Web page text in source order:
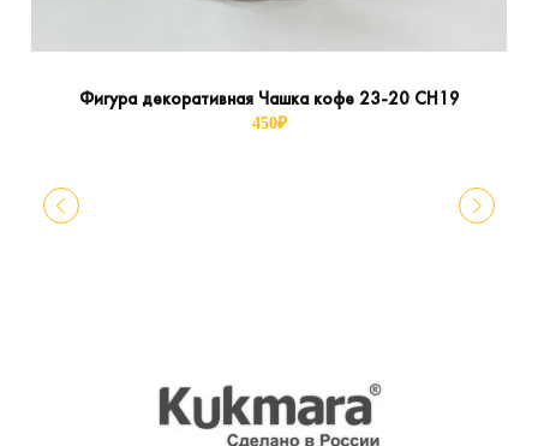
Фигура декоративная Чашка кофе 23-20 СН19
450₽